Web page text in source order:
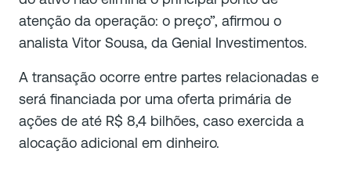
atenção da operação: o preço”, afirmou o
analista Vitor Sousa, da Genial Investimentos.
A transação ocorre entre partes relacionadas e
será financiada por uma oferta primária de
ações de até R$ 8,4 bilhões, caso exercida a
alocação adicional em dinheiro.